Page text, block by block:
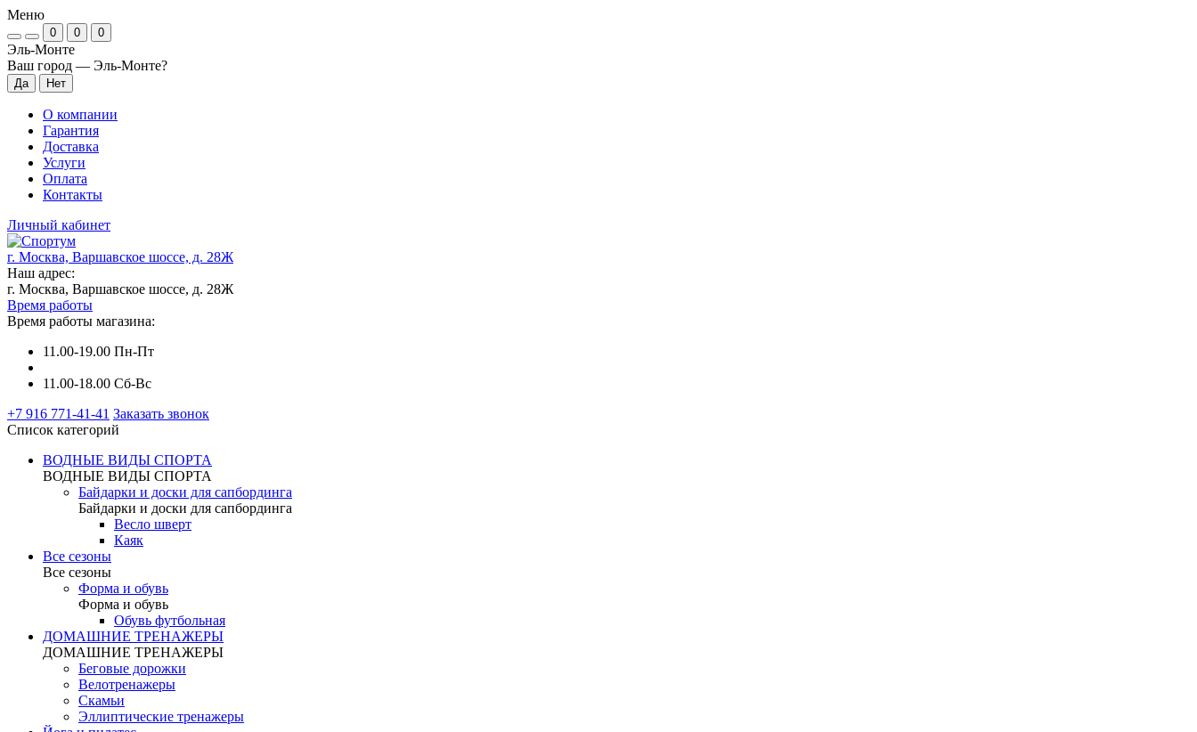
Меню
0 0 0
Эль-Монте
Ваш город — Эль-Монте?
О компании
Гарантия
Доставка
Услуги
Оплата
Контакты
Личный кабинет
г. Москва, Варшавское шоссе, д. 28Ж
Наш адрес:
г. Москва, Варшавское шоссе, д. 28Ж
Время работы
Время работы магазина:
11.00-19.00 Пн-Пт
11.00-18.00 Сб-Вс
+7 916 771-41-41 Заказать звонок
Список категорий
ВОДНЫЕ ВИДЫ СПОРТА
ВОДНЫЕ ВИДЫ СПОРТА
Байдарки и доски для сапбординга
Байдарки и доски для сапбординга
Весло шверт
Каяк
Все сезоны
Все сезоны
Форма и обувь
Форма и обувь
Обувь футбольная
ДОМАШНИЕ ТРЕНАЖЕРЫ
ДОМАШНИЕ ТРЕНАЖЕРЫ
Беговые дорожки
Велотренажеры
Скамьи
Эллиптические тренажеры